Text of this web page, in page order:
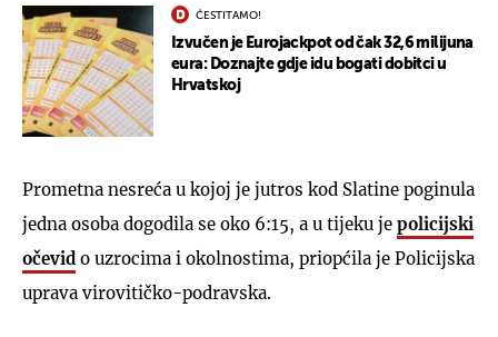
ČESTITAMO!
Izvučen je Eurojackpot od čak 32,6 milijuna
eura: Doznajte gdje idu bogati dobitci u
Hrvatskoj
Prometna nesreća u kojoj je jutros kod Slatine poginula
jedna osoba dogodila se oko 6:15, a u tijeku je policijski
očevid o uzrocima i okolnostima, priopćila je Policijska
uprava virovitičko-podravska.